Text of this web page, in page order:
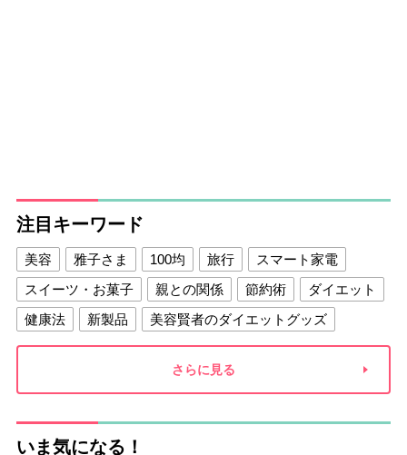
注目キーワード
美容 雅子さま 100均 旅行
スマート家電
スイーツ・お菓子
親との関係 節約術
ダイエット
健康法
新製品
美容賢者のダイエットグッズ
夫との関係
新津春子 どか食い
さらに見る
いま気になる！